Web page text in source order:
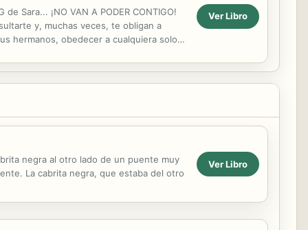
Sara... ¡NO VAN A PODER CONTIGO!
y, muchas veces, te obligan a
hermanos, obedecer a cualquiera solo
Ver Libro
negra al otro lado de un puente muy
La cabrita negra, que estaba del otro
Ver Libro